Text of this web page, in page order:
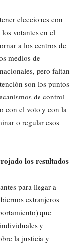
elecciones con
votantes en el
a los centros de
medios de
pero faltan
son los puntos
de control
con el voto y con la
o regular esos
los resultados
para llegar a
extranjeros
que
y
la justicia y